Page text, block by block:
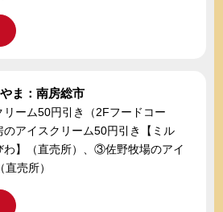
ま：南房総市
ーム50円引き（2Fフードコー
アイスクリーム50円引き【ミル
わ】（直売所）、③佐野牧場のアイ
売所）